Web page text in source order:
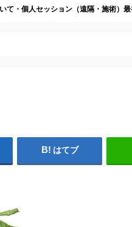
て・個人セッション（遠隔・施術）
はてブ